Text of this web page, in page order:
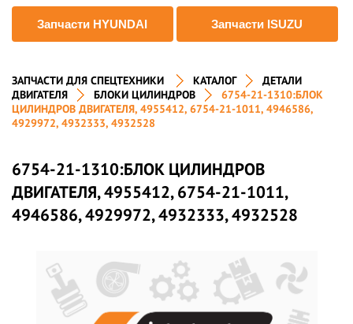
Запчасти HYUNDAI Запчасти ISUZU
ЗАПЧАСТИ ДЛЯ СПЕЦТЕХНИКИ КАТАЛОГ
ДЕТАЛИ
ДВИГАТЕЛЯ
БЛОКИ ЦИЛИНДРОВ
6754-21-1310:БЛОК
ЦИЛИНДРОВ ДВИГАТЕЛЯ, 4955412, 6754-21-1011, 4946586,
4929972, 4932333, 4932528
6754-21-1310:БЛОК ЦИЛИНДРОВ
ДВИГАТЕЛЯ, 4955412, 6754-21-1011,
4946586, 4929972, 4932333, 4932528